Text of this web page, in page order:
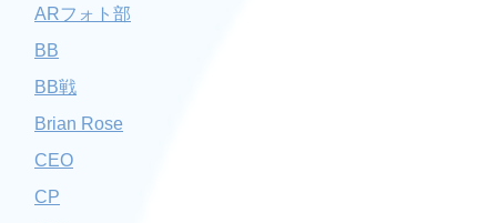
ARフォト部
BB
BB戦
Brian Rose
CEO
CP